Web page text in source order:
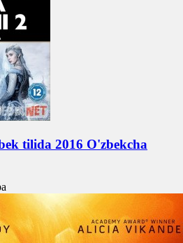
tilida 2016 O'zbekcha